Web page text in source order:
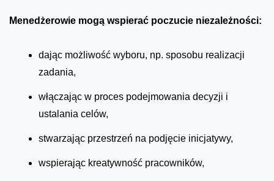
Menedżerowie mogą wspierać poczucie niezależności:
dając możliwość wyboru, np. sposobu realizacji
zadania,
włączając w proces podejmowania decyzji i
ustalania celów,
stwarzając przestrzeń na podjęcie inicjatywy,
wspierając kreatywność pracowników,